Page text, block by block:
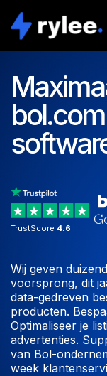
TrustScore 4.6
Wij geven
voorsprong, dit
data-gedreven
producten.
Optimaliseer je
advertenties.
van Bol-
week